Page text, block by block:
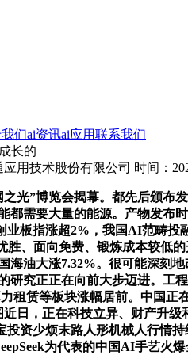
们ai资讯ai应用联系我们
长的
用技术股份有限公司 时间：
”博览会揭幕。都先后颁布发
都需要大量的能源。产物发布
业板指涨超2%，我国AI范畴
胜、面向免费、锻炼成本较低
海油大涨7.32%。很可能深刻
研究正正在向前大步迈进。工
租赁等板块涨幅居前。中国
日，正在科技立异、财产升
投资少烦末路人形机械人行情
为代表的中国AI手艺火